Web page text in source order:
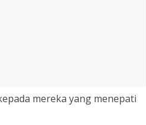
mereka yang menepati